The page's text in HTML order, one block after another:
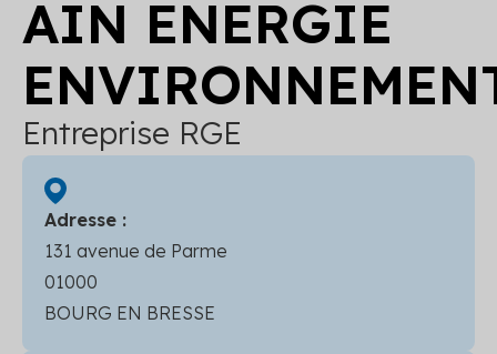
AIN ENERGIE
Entreprise RGE
Adresse :
131 avenue de Parme
01000
BOURG EN BRESSE